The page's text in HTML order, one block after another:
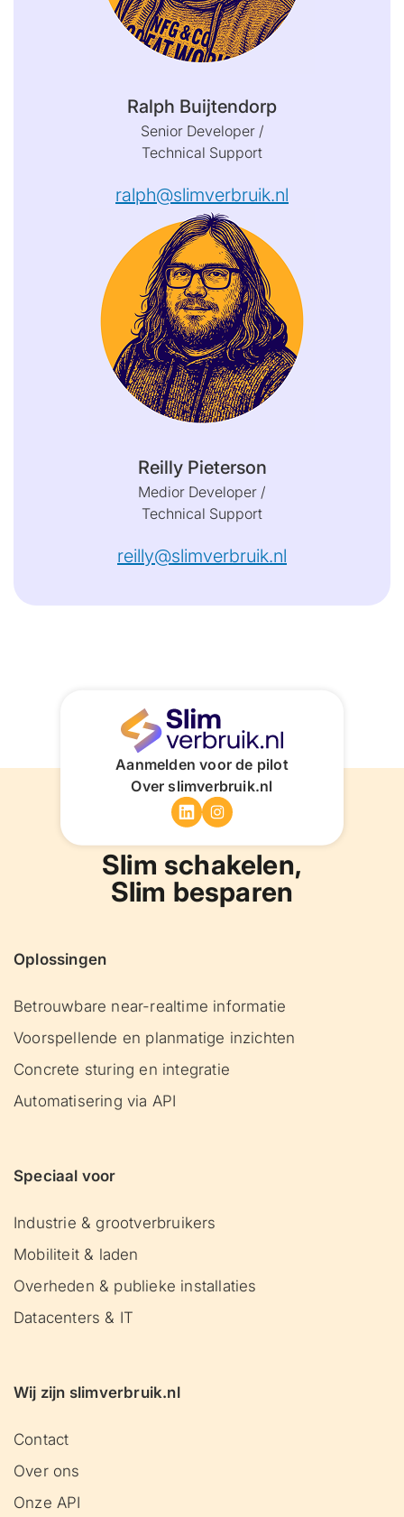
Ralph Buijtendorp
Senior Developer /
Technical Support
ralph@slimverbruik.nl
Reilly Pieterson
Medior Developer /
Technical Support
reilly@slimverbruik.nl
Aanmelden voor de pilot
Over slimverbruik.nl
Slim schakelen,
Slim besparen
Oplossingen
Betrouwbare near-realtime informatie
Voorspellende en planmatige inzichten
Concrete sturing en integratie
Automatisering via API
Speciaal voor
Industrie & grootverbruikers
Mobiliteit & laden
Overheden & publieke installaties
Datacenters & IT
Wij zijn slimverbruik.nl
Contact
Over ons
Onze API